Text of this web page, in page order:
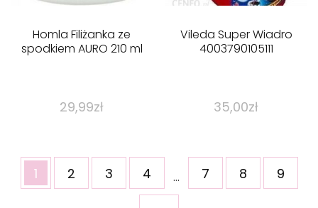
Homla Filiżanka ze
spodkiem AURO 210 ml
29,99zł
Vileda Super Wiadro
4003790105111
35,00zł
1 2 3 4 … 7 8 9